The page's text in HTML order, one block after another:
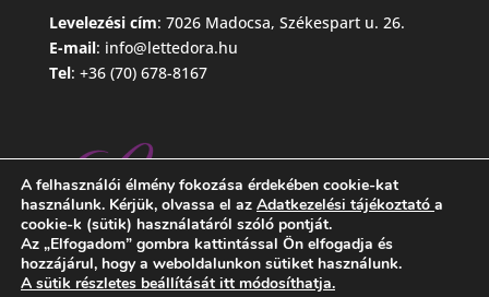
Levelezési cím: 7026 Madocsa, Székespart u. 26.
E-mail: info@lettedora.hu
Tel: +36 (70) 678-8167
A felhasználói élmény fokozása érdekében cookie-kat
használunk. Kérjük, olvassa el az Adatkezelési tájékoztató a
cookie-k (sütik) használatáról szóló pontját.
Az „Elfogadom” gombra kattintással Ön elfogadja és
hozzájárul, hogy a weboldalunkon sütiket használunk.
A sütik részletes beállítását itt módosíthatja.